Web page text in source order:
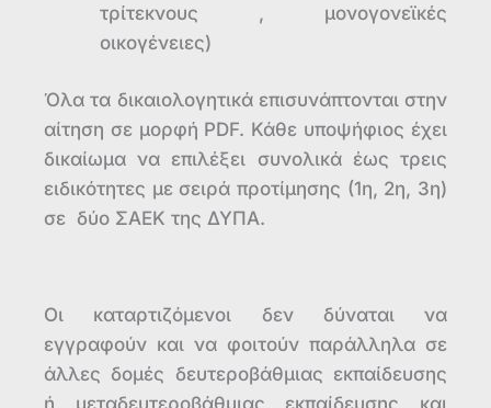
τρίτεκνους , μονογονεϊκές
οικογένειες)
Όλα τα δικαιολογητικά επισυνάπτονται στην
αίτηση σε μορφή PDF. Κάθε υποψήφιος έχει
δικαίωμα να επιλέξει συνολικά έως τρεις
ειδικότητες με σειρά προτίμησης (1η, 2η, 3η)
σε δύο ΣΑΕΚ της ΔΥΠΑ.
Οι καταρτιζόμενοι δεν δύναται να
εγγραφούν και να φοιτούν παράλληλα σε
άλλες δομές δευτεροβάθμιας εκπαίδευσης